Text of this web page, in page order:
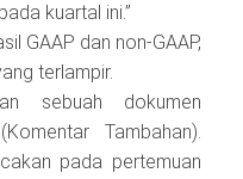
kuartal ini.”
GAAP dan non-GAAP,
terlampir.
sebuah dokumen
Tambahan).
pada pertemuan